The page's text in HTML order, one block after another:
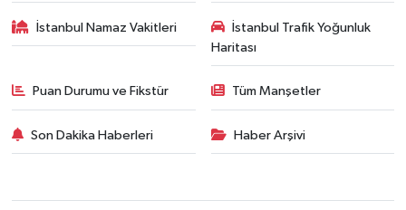
İstanbul Namaz Vakitleri
İstanbul Trafik Yoğunluk
Haritası
Puan Durumu ve Fikstür Tüm Manşetler
Son Dakika Haberleri Haber Arşivi